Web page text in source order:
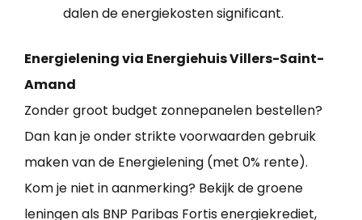
dalen de energiekosten significant.
Energielening via Energiehuis Villers-Saint-
Amand
Zonder groot budget zonnepanelen bestellen?
Dan kan je onder strikte voorwaarden gebruik
maken van de Energielening (met 0% rente).
Kom je niet in aanmerking? Bekijk de groene
leningen als BNP Paribas Fortis energiekrediet,